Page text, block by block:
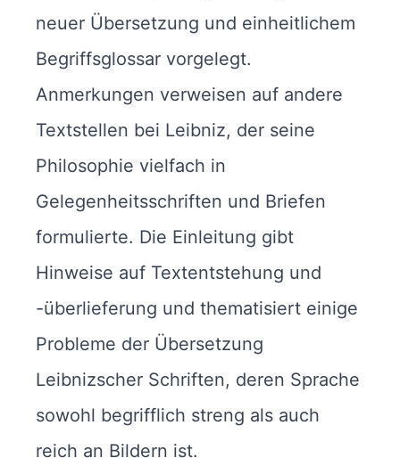
neuer Übersetzung und einheitlichem
Begriffsglossar vorgelegt.
Anmerkungen verweisen auf andere
Textstellen bei Leibniz, der seine
Philosophie vielfach in
Gelegenheitsschriften und Briefen
formulierte. Die Einleitung gibt
Hinweise auf Textentstehung und
-überlieferung und thematisiert einige
Probleme der Übersetzung
Leibnizscher Schriften, deren Sprache
sowohl begrifflich streng als auch
reich an Bildern ist.